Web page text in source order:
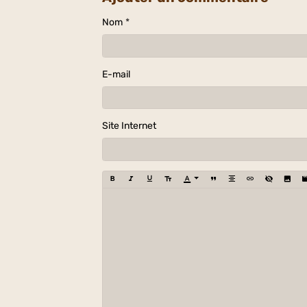
Nom
E-mail
Site Internet